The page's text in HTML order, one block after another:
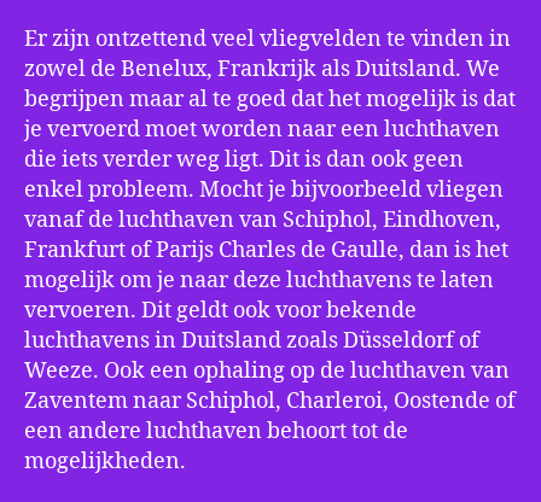
Er zijn ontzettend veel vliegvelden te vinden in
zowel de Benelux, Frankrijk als Duitsland. We
begrijpen maar al te goed dat het mogelijk is dat
je vervoerd moet worden naar een luchthaven
die iets verder weg ligt. Dit is dan ook geen
enkel probleem. Mocht je bijvoorbeeld vliegen
vanaf de luchthaven van Schiphol, Eindhoven,
Frankfurt of Parijs Charles de Gaulle, dan is het
mogelijk om je naar deze luchthavens te laten
vervoeren. Dit geldt ook voor bekende
luchthavens in Duitsland zoals Düsseldorf of
Weeze. Ook een ophaling op de luchthaven van
Zaventem naar Schiphol, Charleroi, Oostende of
een andere luchthaven behoort tot de
mogelijkheden.